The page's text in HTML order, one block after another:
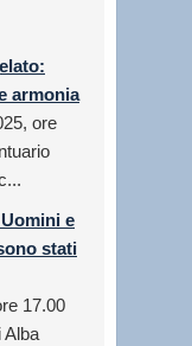
armonia
ore
e
stati
17.00
Alba